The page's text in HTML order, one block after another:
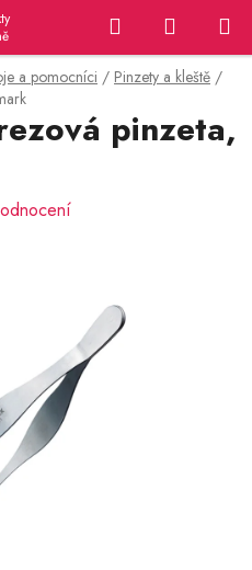
Hledat
KOŠÍK
a pomocníci / Pinzety a kleště /
pinzeta,